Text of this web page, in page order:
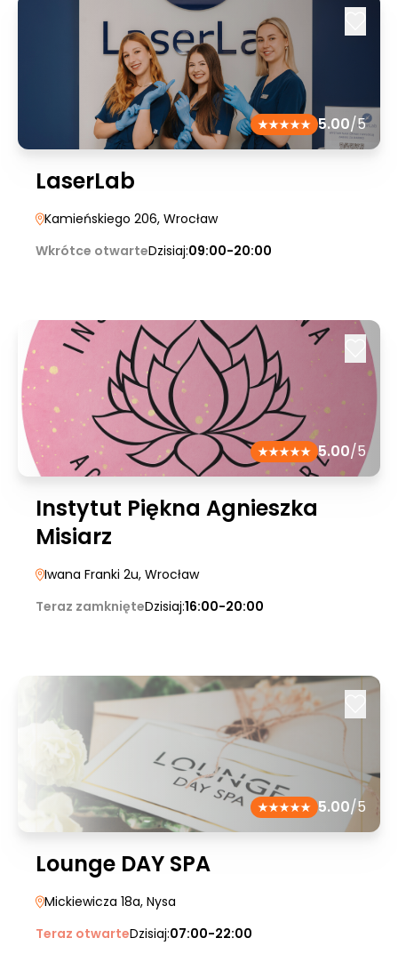
5.00/5
LaserLab
Kamieńskiego 206, Wrocław
Wkrótce otwarteDzisiaj:09:00-20:00
5.00/5
Instytut Piękna Agnieszka
Misiarz
Iwana Franki 2u, Wrocław
Teraz zamknięteDzisiaj:16:00-20:00
5.00/5
Lounge DAY SPA
Mickiewicza 18a, Nysa
Teraz otwarteDzisiaj:07:00-22:00